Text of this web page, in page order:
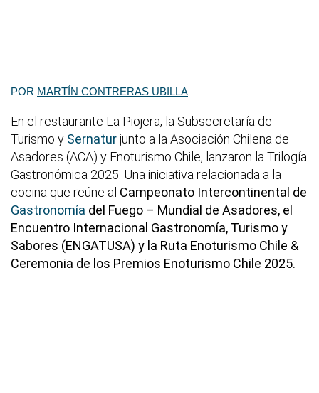
POR MARTÍN CONTRERAS UBILLA
En el restaurante La Piojera, la Subsecretaría de
Turismo y Sernaturjunto a la Asociación Chilena de
Asadores (ACA) y Enoturismo Chile, lanzaron la Trilogía
Gastronómica 2025. Una iniciativa relacionada a la
cocina que reúne al Campeonato Intercontinental de
Gastronomía del Fuego – Mundial de Asadores, el
Encuentro Internacional Gastronomía, Turismo y
Sabores (ENGATUSA) y la Ruta Enoturismo Chile &
Ceremonia de los Premios Enoturismo Chile 2025.